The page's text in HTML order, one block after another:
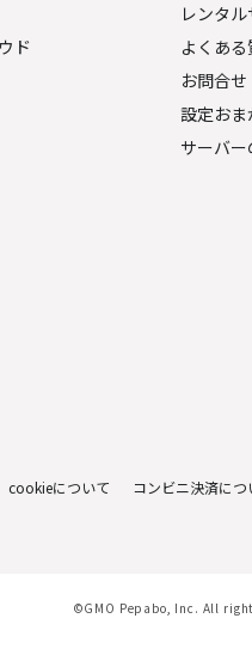
ド
レンタ
よくあ
お問合せ
設定おま
サーバ
cookieについて コンビニ決済につ
©GMO Pepabo, Inc. All